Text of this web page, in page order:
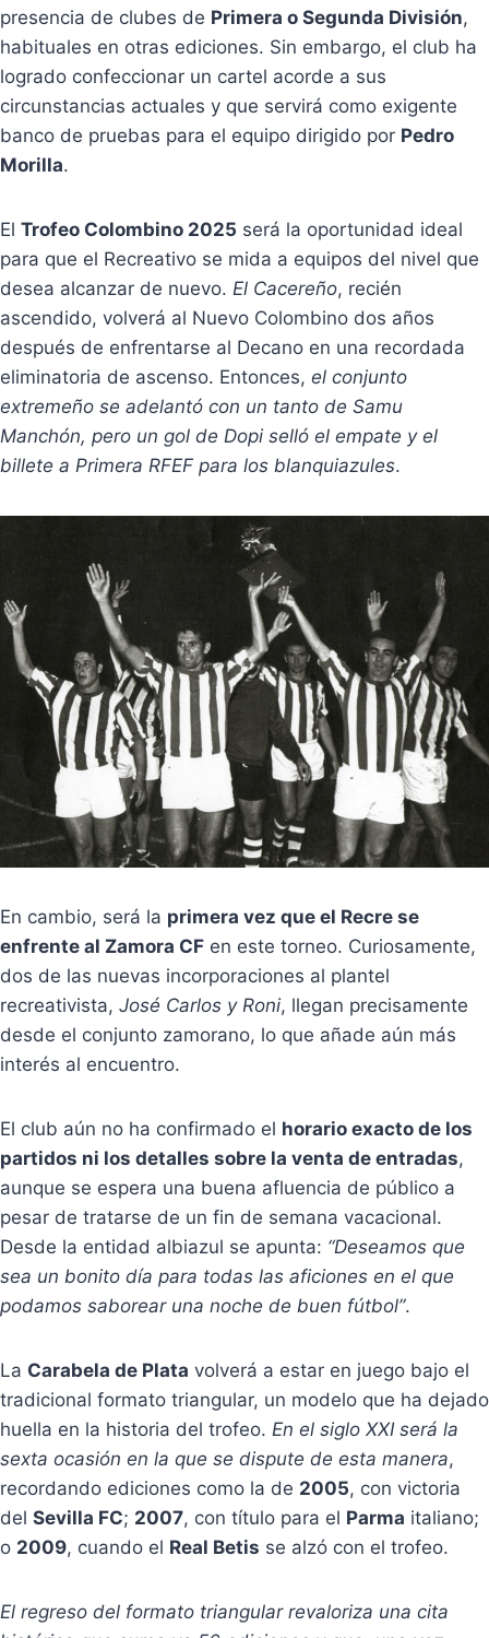
presencia de clubes de Primera o Segunda División,
habituales en otras ediciones. Sin embargo, el club ha
logrado confeccionar un cartel acorde a sus
circunstancias actuales y que servirá como exigente
banco de pruebas para el equipo dirigido por Pedro
Morilla.
El Trofeo Colombino 2025 será la oportunidad ideal
para que el Recreativo se mida a equipos del nivel que
desea alcanzar de nuevo. El Cacereño, recién
ascendido, volverá al Nuevo Colombino dos años
después de enfrentarse al Decano en una recordada
eliminatoria de ascenso. Entonces, el conjunto
extremeño se adelantó con un tanto de Samu
Manchón, pero un gol de Dopi selló el empate y el
billete a Primera RFEF para los blanquiazules.
En cambio, será la primera vez que el Recre se
enfrente al Zamora CF en este torneo. Curiosamente,
dos de las nuevas incorporaciones al plantel
recreativista, José Carlos y Roni, llegan precisamente
desde el conjunto zamorano, lo que añade aún más
interés al encuentro.
El club aún no ha confirmado el horario exacto de los
partidos ni los detalles sobre la venta de entradas,
aunque se espera una buena afluencia de público a
pesar de tratarse de un fin de semana vacacional.
Desde la entidad albiazul se apunta: “Deseamos que
sea un bonito día para todas las aficiones en el que
podamos saborear una noche de buen fútbol”.
La Carabela de Plata volverá a estar en juego bajo el
tradicional formato triangular, un modelo que ha dejado
huella en la historia del trofeo. En el siglo XXI será la
sexta ocasión en la que se dispute de esta manera,
recordando ediciones como la de 2005, con victoria
del Sevilla FC; 2007, con título para el Parma italiano;
o 2009, cuando el Real Betis se alzó con el trofeo.
El regreso del formato triangular revaloriza una cita